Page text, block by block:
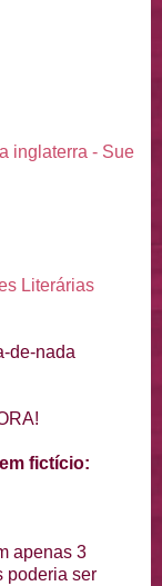
inglaterra - Sue
Literárias
de-nada
fictício:
apenas 3
poderia ser